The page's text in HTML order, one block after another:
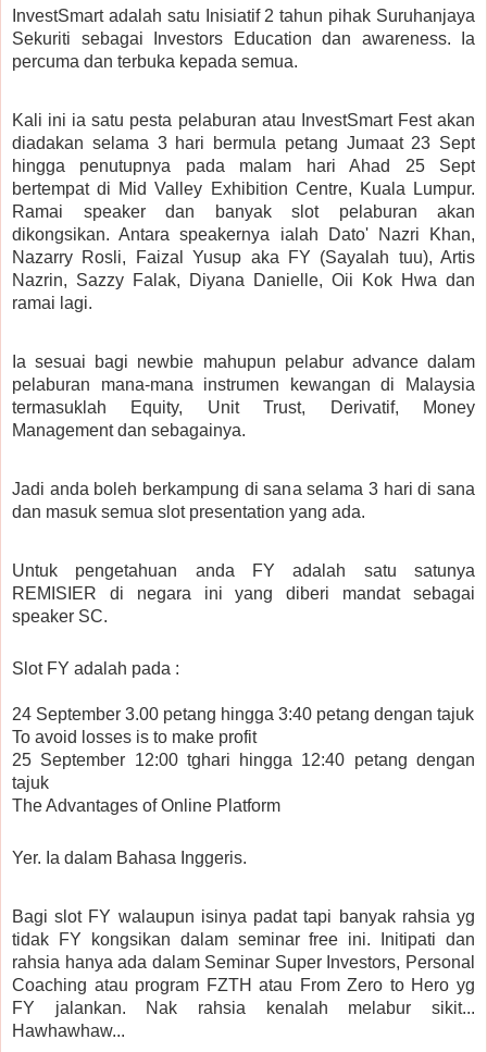
InvestSmart adalah satu Inisiatif 2 tahun pihak Suruhanjaya
Sekuriti sebagai Investors Education dan awareness. Ia
percuma dan terbuka kepada semua.
Kali ini ia satu pesta pelaburan atau InvestSmart Fest akan
diadakan selama 3 hari bermula petang Jumaat 23 Sept
hingga penutupnya pada malam hari Ahad 25 Sept
bertempat di Mid Valley Exhibition Centre, Kuala Lumpur.
Ramai speaker dan banyak slot pelaburan akan
dikongsikan. Antara speakernya ialah Dato' Nazri Khan,
Nazarry Rosli, Faizal Yusup aka FY (Sayalah tuu), Artis
Nazrin, Sazzy Falak, Diyana Danielle, Oii Kok Hwa dan
ramai lagi.
Ia sesuai bagi newbie mahupun pelabur advance dalam
pelaburan mana-mana instrumen kewangan di Malaysia
termasuklah Equity, Unit Trust, Derivatif, Money
Management dan sebagainya.
Jadi anda boleh berkampung di sana selama 3 hari di sana
dan masuk semua slot presentation yang ada.
Untuk pengetahuan anda FY adalah satu satunya
REMISIER di negara ini yang diberi mandat sebagai
speaker SC.
Slot FY adalah pada :
24 September 3.00 petang hingga 3:40 petang dengan tajuk
To avoid losses is to make profit
25 September 12:00 tghari hingga 12:40 petang dengan
tajuk
The Advantages of Online Platform
Yer. Ia dalam Bahasa Inggeris.
Bagi slot FY walaupun isinya padat tapi banyak rahsia yg
tidak FY kongsikan dalam seminar free ini. Initipati dan
rahsia hanya ada dalam Seminar Super Investors, Personal
Coaching atau program FZTH atau From Zero to Hero yg
FY jalankan. Nak rahsia kenalah melabur sikit...
Hawhawhaw...